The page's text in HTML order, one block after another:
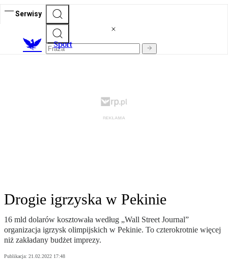
Serwisy
Sport
Drogie igrzyska w Pekinie
16 mld dolarów kosztowała według „Wall Street Journal”
organizacja igrzysk olimpijskich w Pekinie. To czterokrotnie więcej
niż zakładany budżet imprezy.
Publikacja: 21.02.2022 17:48